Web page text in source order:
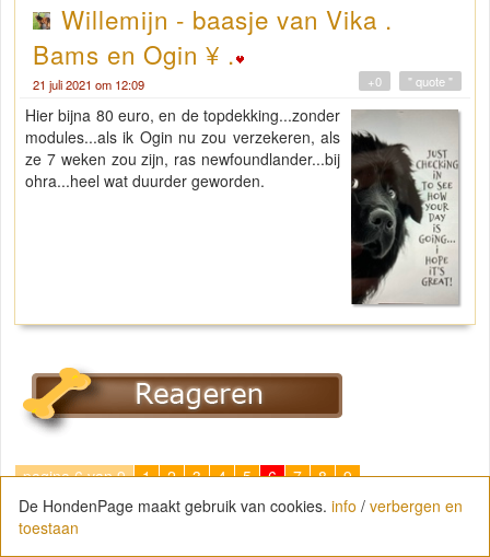
Willemijn - baasje van Vika .
Bams en Ogin ¥ .
21 juli 2021 om 12:09 " quote "
+0
Hier bijna 80 euro, en de topdekking...zonder
modules...als ik Ogin nu zou verzekeren, als
ze 7 weken zou zijn, ras newfoundlander...bij
ohra...heel wat duurder geworden.
pagina 6 van 9 1 2 3 4 5 6 7 8 9
Volgende forumvraag: verzekering met bekende klachten.
De HondenPage maakt gebruik van cookies. info / verbergen en
toestaan